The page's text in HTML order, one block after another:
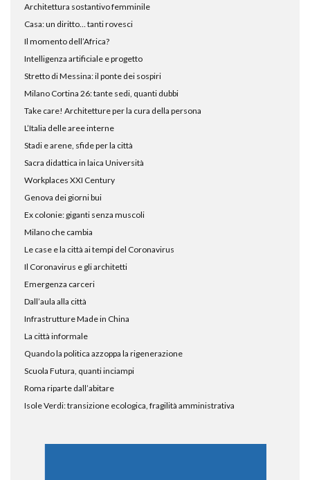
Architettura sostantivo femminile
Casa: un diritto… tanti rovesci
Il momento dell’Africa?
Intelligenza artificiale e progetto
Stretto di Messina: il ponte dei sospiri
Milano Cortina 26: tante sedi, quanti dubbi
Take care! Architetture per la cura della persona
L’Italia delle aree interne
Stadi e arene, sfide per la città
Sacra didattica in laica Università
Workplaces XXI Century
Genova dei giorni bui
Ex colonie: giganti senza muscoli
Milano che cambia
Le case e la città ai tempi del Coronavirus
Il Coronavirus e gli architetti
Emergenza carceri
Dall’aula alla città
Infrastrutture Made in China
La città informale
Quando la politica azzoppa la rigenerazione
Scuola Futura, quanti inciampi
Roma riparte dall’abitare
Isole Verdi: transizione ecologica, fragilità amministrativa